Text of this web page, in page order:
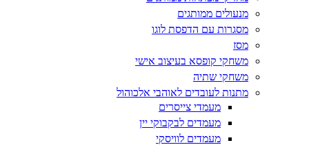
מנעולים ממותגים
מסגרות עם הדפסת לוגו
מסז
משחקי קופסא בעיצוב אישי
משחקי שתיה
מתנות לעובדים לאוהבי אלכוהול
מעמדי צייסרים
מעמדים לבקבוקי יין
מעמדים לוויסקי